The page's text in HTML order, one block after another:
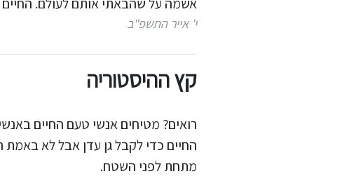
י' אייר התשפ"ב
קץ ההיסטוריה
רואים? מטיחים אנשי טעם החיים
החיים כדי לקבל גן עדן אבל לא
מתחת לפני השטח.